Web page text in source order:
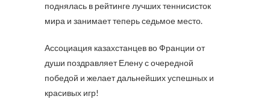
поднялась в рейтинге лучших теннисисток
мира и занимает теперь седьмое место.
Ассоциация казахстанцев во Франции от
души поздравляет Елену с очередной
победой и желает дальнейших успешных и
красивых игр!